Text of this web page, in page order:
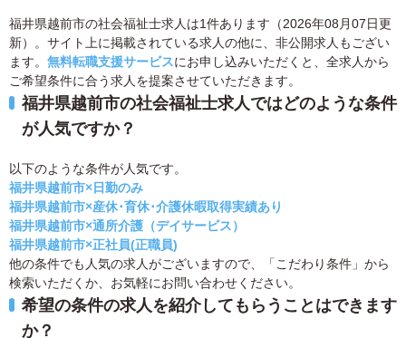
福井県越前市の社会福祉士求人は1件あります（2026年08月07日更
新）。サイト上に掲載されている求人の他に、非公開求人もござい
ます。 無料転職支援サービスにお申し込みいただくと、全求人から
ご希望条件に合う求人を提案させていただきます。
福井県越前市の社会福祉士求人ではどのような条件
が人気ですか？
以下のような条件が人気です。
福井県越前市×日勤のみ
福井県越前市×産休･育休･介護休暇取得実績あり
福井県越前市×通所介護（デイサービス）
福井県越前市×正社員(正職員)
他の条件でも人気の求人がございますので、「こだわり条件」から
検索いただくか、お気軽にお問い合わせください。
希望の条件の求人を紹介してもらうことはできます
か？